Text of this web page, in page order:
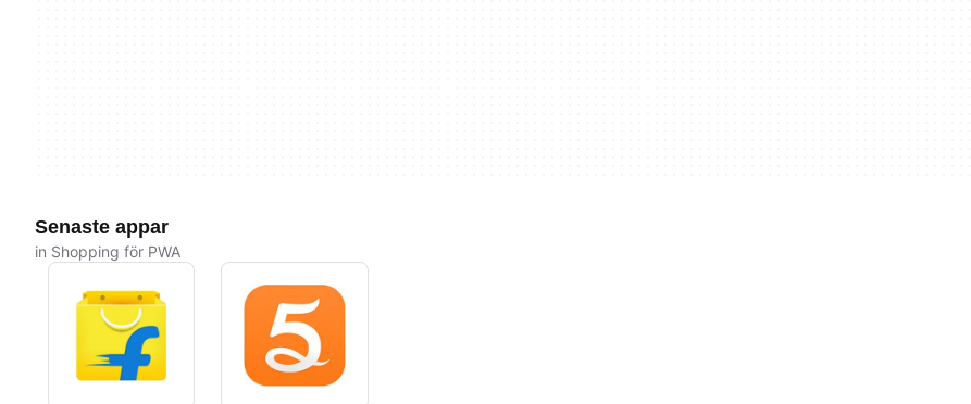
Senaste appar
in Shopping för PWA